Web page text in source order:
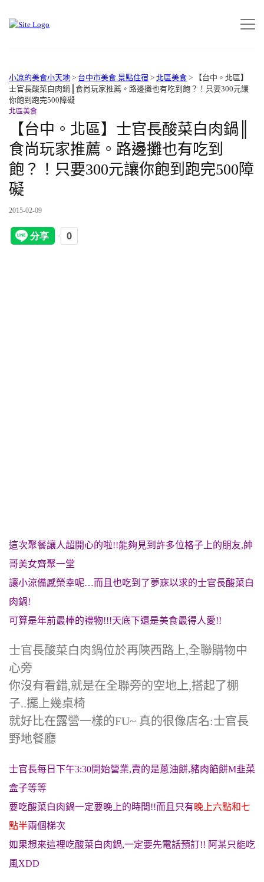
小凉的美食小天地 > 台中市美食.景點住宿 > 北區美食 >
【台中。北區】
士官長酸菜白肉鍋║食尚玩家推薦。路邊攤也有吃到飽？！只要300元讓
你飽到跑完500障礙
北區美食
【台中。北區】士官長酸菜白肉鍋║
食尚玩家推薦。路邊攤也有吃到
飽？！只要300元讓你飽到跑完500障
礙
2015-02-09
這次聚餐讓人超開心的啦!!能夠見到許多位格子上的朋友,帥
哥美女齊聚一堂
讓小涼備感榮幸呢…而且也吃到了夢寐以求的士官長酸菜白
肉鍋!
可算是年前最棒的禮物!!!天底下還是美食最得人愛!!
士官長酸菜白肉鍋位於再陝西路上,全聯購物中
心旁
你沒有看錯,就是在全聯旁的空地上,搭起了棚
子..擺上幾桌椅
就好比在露營一樣的FU~ 真的很像店名:士官長
野地餐廳
士官長每日下午3:30開始營業,賣的是蔥油餅,豬肉餡餅M韭菜
盒子等等
要吃酸菜白肉鍋一定要晚上的時間!!而且只有晚上六點和七
點半兩個梯次
如果想來這裡吃酸菜白肉鍋,一定要先電話預訂!! 阿某只能吃
風XDD